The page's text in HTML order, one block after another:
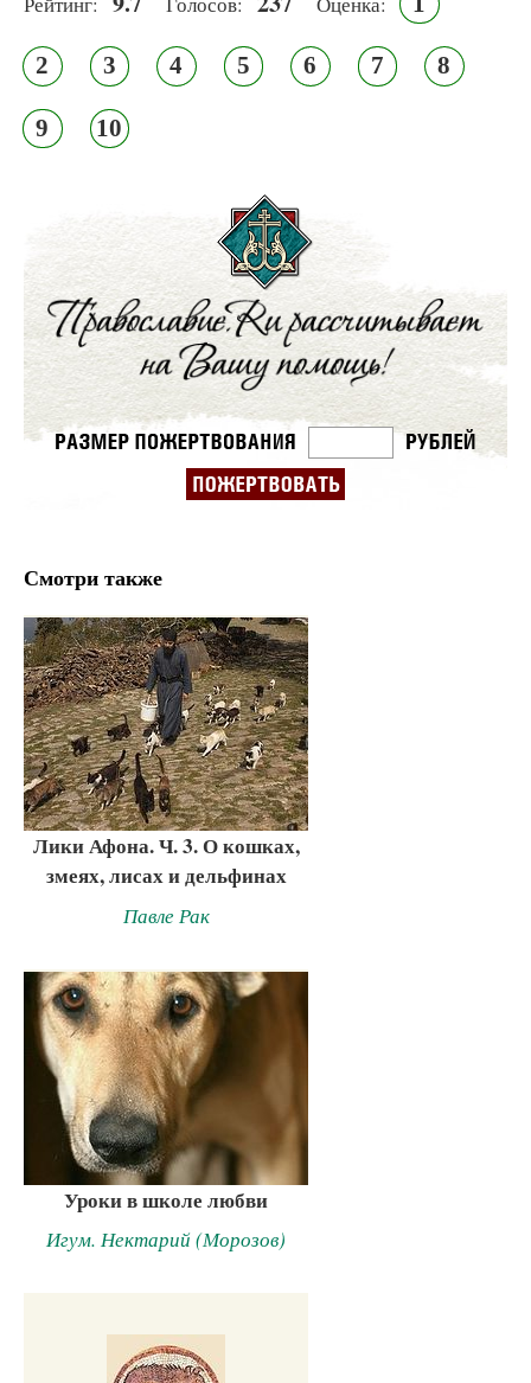
2 3 4 5 6 7 8
9 10
Смотри также
Лики Афона. Ч. 3. О кошках,
змеях, лисах и дельфинах
Павле Рак
Уроки в школе любви
Игум. Нектарий (Морозов)